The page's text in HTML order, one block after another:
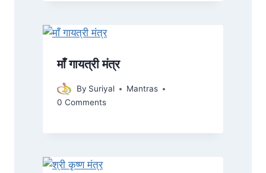
माँ गायत्री मंत्र
By Suriyal
Mantras
0 Comments